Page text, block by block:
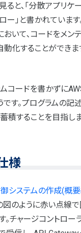
ると、「分散アプリケ
」と書かれています
いて、コードをメン
化することができま
ムコードを書かずに
す。プログラムの記
積することを目指しま
様
システムの作成(概
図のように赤い点線
。チャージコントロー